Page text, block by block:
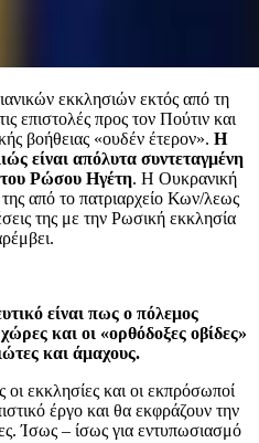
εκκλησιών εκτός από τη
επιστολές προς τον Πούτιν και
βοήθειας «ουδέν έτερον». Η
είναι απόλυτα συντεταγμένη
του Ρώσου Ηγέτη. Η Ουκρανική
από το πατριαρχείο Κων/λεως
της με την Ρωσική εκκλησία
είναι πως ο πόλεμος
και οι «ορθόδοξες οβίδες»
και άμαχους.
εκκλησίες και οι εκπρόσωποί
έργο και θα εκφράζουν την
Ίσως – ίσως για εντυπωσιασμό